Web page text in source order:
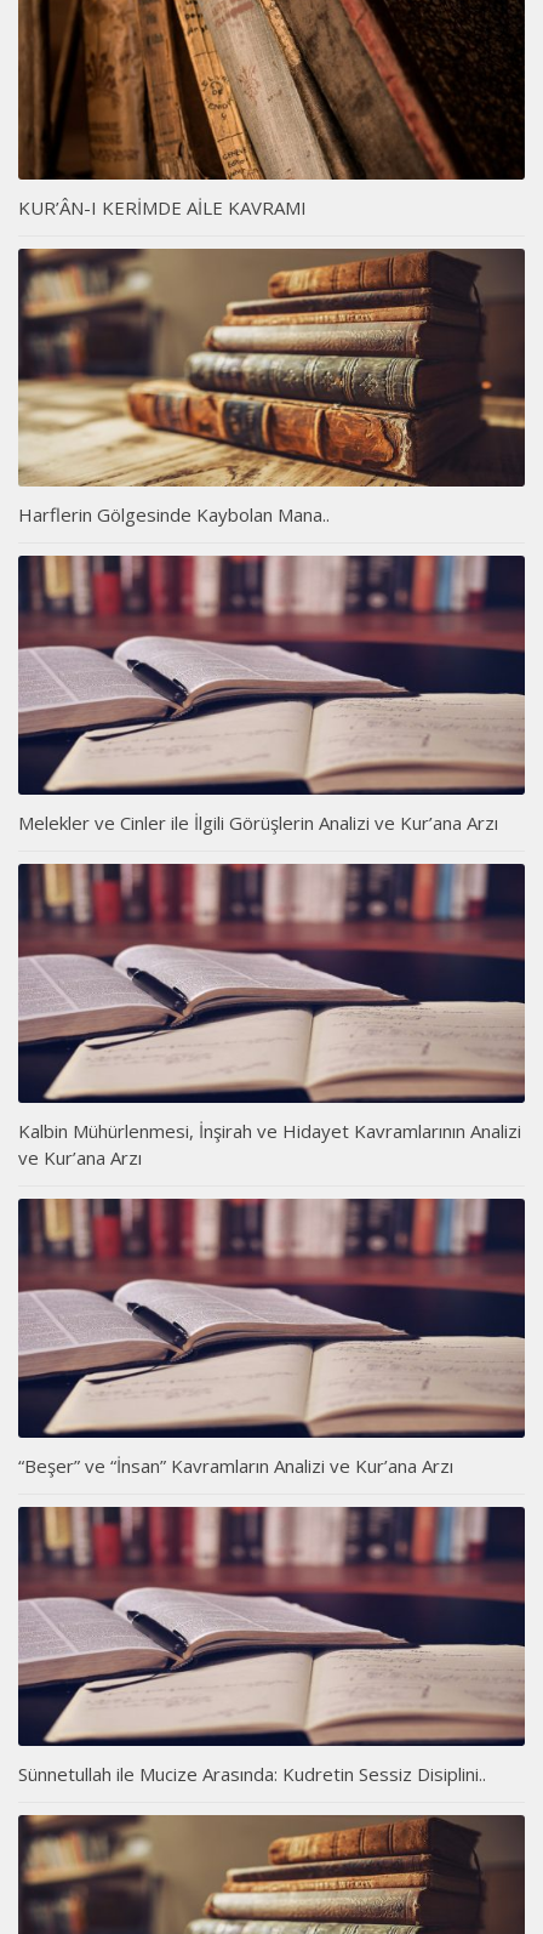
KUR’ÂN-I KERİMDE AİLE KAVRAMI
Harflerin Gölgesinde Kaybolan Mana..
Melekler ve Cinler ile İlgili Görüşlerin Analizi ve Kur’ana Arzı
Kalbin Mühürlenmesi, İnşirah ve Hidayet Kavramlarının Analizi
ve Kur’ana Arzı
“Beşer” ve “İnsan” Kavramların Analizi ve Kur’ana Arzı
Sünnetullah ile Mucize Arasında: Kudretin Sessiz Disiplini..